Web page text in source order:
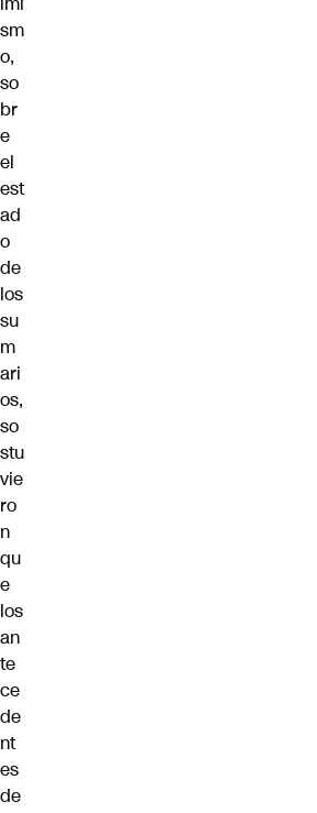
sm
o,
so
br
e
el
est
ad
o
de
los
su
m
ari
os,
so
stu
vie
ro
n
qu
e
los
an
te
ce
de
nt
es
de